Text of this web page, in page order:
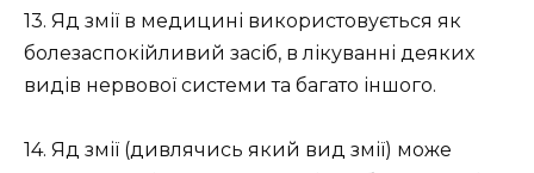
13. Яд змії в медицині використовується як
болезаспокійливий засіб, в лікуванні деяких
видів нервової системи та багато іншого.
14. Яд змії (дивлячись який вид змії) може